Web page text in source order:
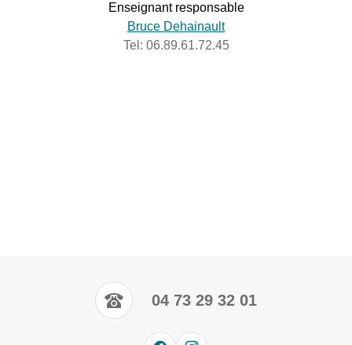
Enseignant responsable
Bruce Dehainault
Tel: 06.89.61.72.45
04 73 29 32 01